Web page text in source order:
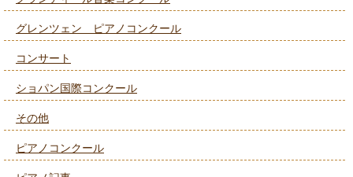
グレンツェン ピアノコンクール
コンサート
ショパン国際コンクール
その他
ピアノコンクール